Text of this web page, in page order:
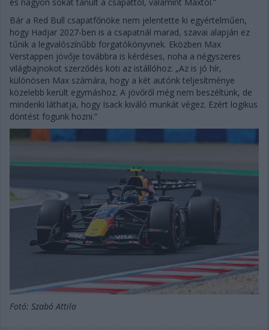
Bár a Red Bull csapatfőnöke nem jelentette ki egyértelműen,
hogy Hadjar 2027-ben is a csapatnál marad, szavai alapján ez
tűnik a legvalószínűbb forgatókönyvnek. Eközben Max
Verstappen jövője továbbra is kérdéses, noha a négyszeres
világbajnokot szerződés köti az istállóhoz: „Az is jó hír,
különösen Max számára, hogy a két autónk teljesítménye
közelebb került egymáshoz. A jövőről még nem beszéltünk, de
mindenki láthatja, hogy Isack kiváló munkát végez. Ezért logikus
döntést fogunk hozni.”
Fotó: Szabó Attila